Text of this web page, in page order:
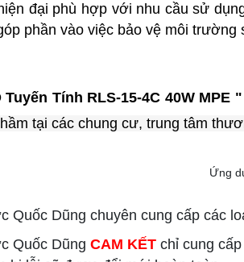
đại phù hợp với nhu cầu sử
phần vào việc bảo vệ môi trường
Tuyến Tính RLS-15-4C 40W MPE
tại các chung cư, trung tâm
Ứng
Quốc Dũng chuyên cung cấp các
Quốc Dũng CAM KẾT chỉ cung